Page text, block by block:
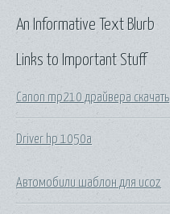
Links to Important Stuff
Canon mp210 драйвера скачать
Driver hp 1050a
Автомобили шаблон для ucoz
An Informative Text Blurb